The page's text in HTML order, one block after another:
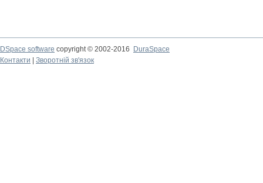
DSpace software copyright © 2002-2016
DuraSpace
Контакти
Зворотній зв'язок